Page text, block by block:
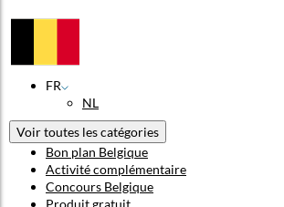
FR
NL
Voir toutes les catégories
Bon plan Belgique
Activité complémentaire
Concours Belgique
Produit gratuit